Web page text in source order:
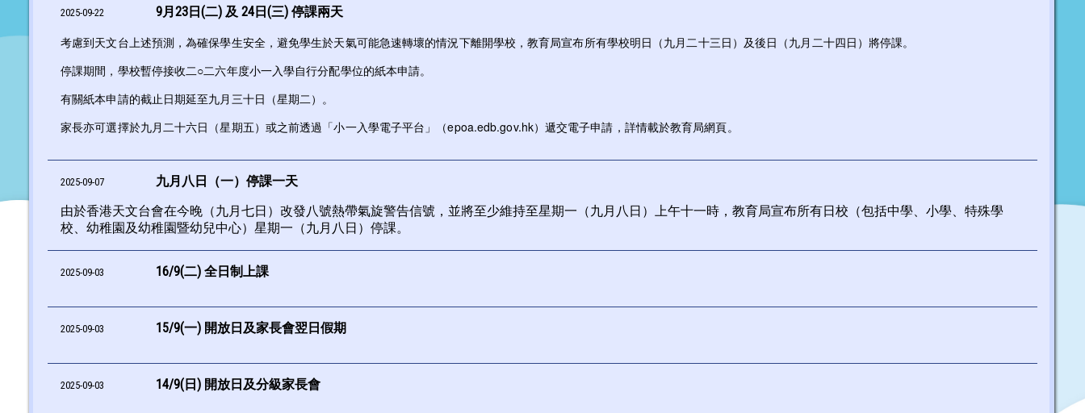
2025-09-22 9月23日(二) 及 24日(三) 停課兩天
考慮到天文台上述預測，為確保學生安全，避免學生於天氣可能急速轉壞的情況下離開學校，教育局宣布所有學校明日（九月二十三日）及後日（九月二十四日）將停課。
停課期間，學校暫停接收二○二六年度小一入學自行分配學位的紙本申請。
有關紙本申請的截止日期延至九月三十日（星期二）。
家長亦可選擇於九月二十六日（星期五）或之前透過「小一入學電子平台」（epoa.edb.gov.hk）遞交電子申請，詳情載於教育局網頁。
2025-09-07
九月八日（一）停課一天
由於香港天文台會在今晚（九月七日）改發八號熱帶氣旋警告信號，並將至少維持至星期一（九月八日）上午十一時，教育局宣布所有日校（包括中學、小學、特殊學
校、幼稚園及幼稚園暨幼兒中心）星期一（九月八日）停課。
2025-09-03 16/9(二) 全日制上課
2025-09-03 15/9(一) 開放日及家長會翌日假期
2025-09-03 14/9(日) 開放日及分級家長會